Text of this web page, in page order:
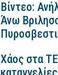
Βίντεο:
Άνω
Χάος στα